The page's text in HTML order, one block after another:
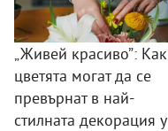
„Живей красиво”: Как
цветята могат да се
превърнат в най-
стилната декорация у